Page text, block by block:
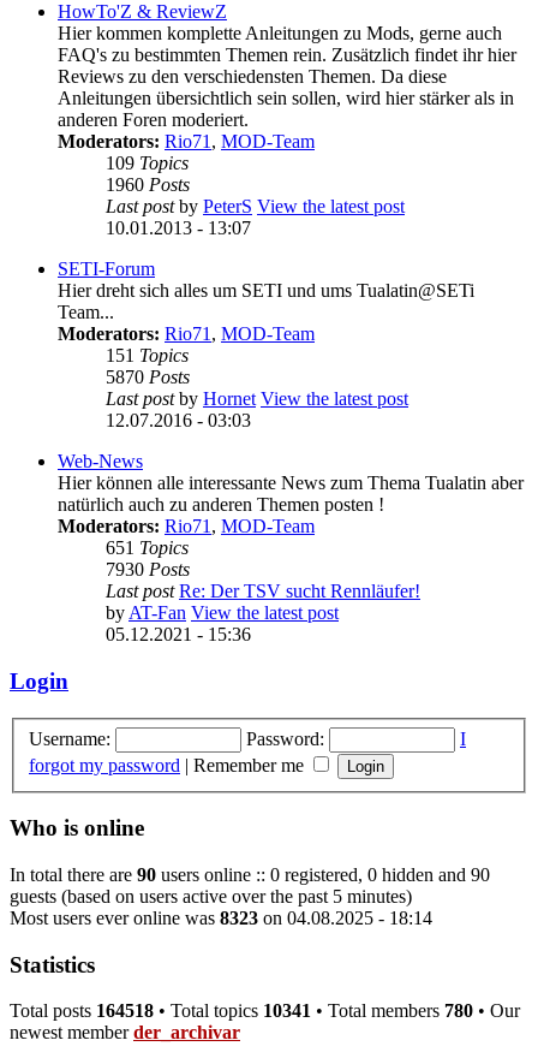
HowTo'Z & ReviewZ
Hier kommen komplette Anleitungen zu Mods, gerne auch
FAQ's zu bestimmten Themen rein. Zusätzlich findet ihr hier
Reviews zu den verschiedensten Themen. Da diese
Anleitungen übersichtlich sein sollen, wird hier stärker als in
anderen Foren moderiert.
Moderators: Rio71, MOD-Team
109 Topics
1960 Posts
Last postby PeterS View the latest post
10.01.2013 - 13:07
SETI-Forum
Hier dreht sich alles um SETI und ums Tualatin@SETi
Team...
Moderators: Rio71, MOD-Team
151 Topics
5870 Posts
Last postby Hornet View the latest post
12.07.2016 - 03:03
Web-News
Hier können alle interessante News zum Thema Tualatin aber
natürlich auch zu anderen Themen posten !
Moderators: Rio71, MOD-Team
651 Topics
7930 Posts
Last post Re: Der TSV sucht Rennläufer!
byAT-Fan View the latest post
05.12.2021 - 15:36
Login
Username: Password:
I
forgot my password | Remember me
Who is online
In total there are 90 users online :: 0 registered, 0 hidden and 90
guests (based on users active over the past 5 minutes)
Most users ever online was 8323 on 04.08.2025 - 18:14
Statistics
Total posts 164518 • Total topics 10341 • Total members 780 • Our
newest memberder_archivar